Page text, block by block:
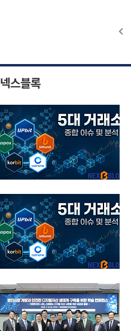
넥스블록